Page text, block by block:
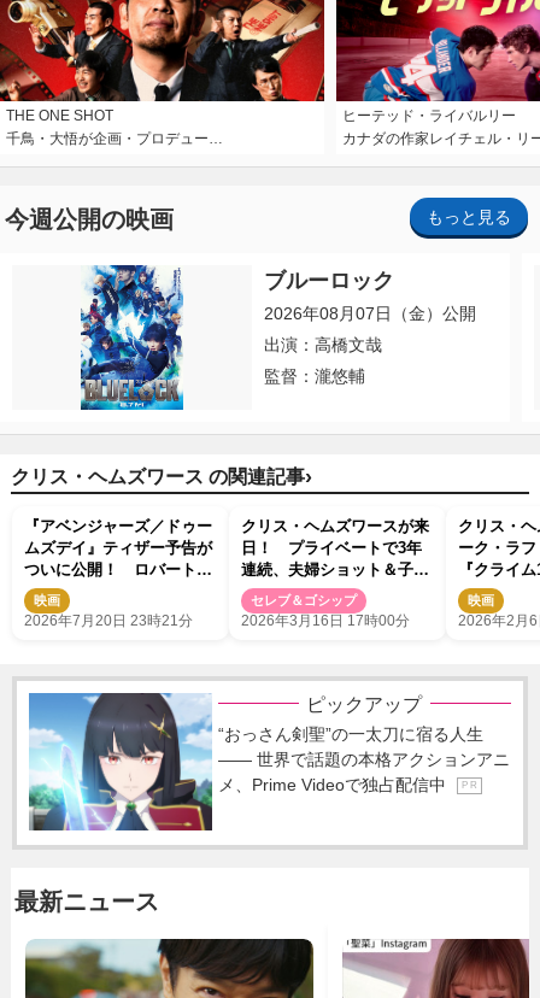
THE ONE SHOT
千鳥・大悟が企画・プロデュー…
ヒーテッド・ライバルリー
カナダの作家レイチェル・リ
今週公開の映画 もっと見る
ブルーロック
2026年08月07日（金）公開
出演：高橋文哉
監督：瀧悠輔
クリス・ヘムズワース の関連記事›
『アベンジャーズ／ドゥー
ムズデイ』ティザー予告が
ついに公開！ ロバート・
ダウニー・Jr.演じるドクタ
ー・ドゥームが姿現す
映画
2026年7月20日 23時21分
クリス・ヘムズワースが来
日！ プライベートで3年
連続、夫婦ショット＆子ど
もたちのスノボ姿をシェア
セレブ＆ゴシップ
2026年3月16日 17時00分
クリス・
ーク・ラ
『クライ
解禁 ラー
上映も決定
映画
2026年2月
ピックアップ
“おっさん剣聖”の一太刀に宿る人生
―― 世界で話題の本格アクションアニ
メ、Prime Videoで独占配信中
P R
最新ニュース